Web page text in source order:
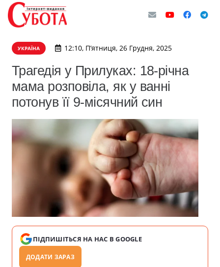
УКРАЇНА 12:10, П’ятниця, 26 Грудня, 2025
Трагедія у Прилуках: 18-річна
мама розповіла, як у ванні
потонув її 9-місячний син
ПІДПИШІТЬСЯ НА НАС В GOOGLE
ДОДАТИ ЗАРАЗ